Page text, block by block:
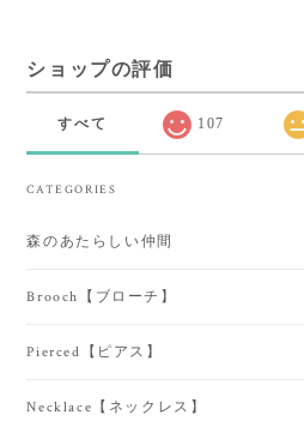
ショップの評価
すべて 107
CATEGORIES
森のあたらしい仲間
Brooch【ブローチ】
Pierced【ピアス】
Necklace【ネックレス】